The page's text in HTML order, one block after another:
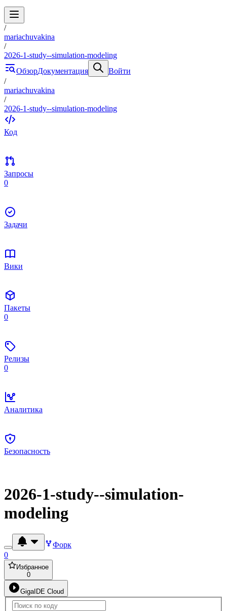
/
mariachuvakina
/
2026-1-study--simulation-modeling
ОбзорДокументация
Войти
/
mariachuvakina
/
2026-1-study--simulation-modeling
Код
Запросы
0
Задачи
Вики
Пакеты
0
Релизы
0
Аналитика
Безопасность
2026-1-study--simulation-
modeling
Форк
0
Избранное
0
GigaIDE Cloud